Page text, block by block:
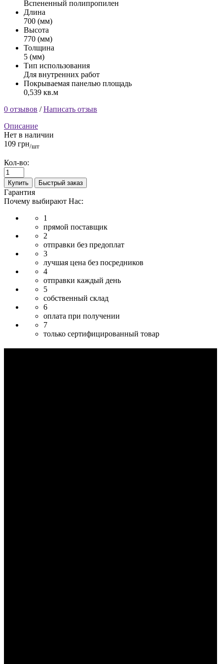
Вспененный полипропилен
Длина
700 (мм)
Высота
770 (мм)
Толщина
5 (мм)
Тип использования
Для внутренних работ
Покрываемая панелью площадь
0,539 кв.м
0 отзывов /Написать отзыв
Описание
Нет в наличии
109 грн/шт
Кол-во:
Купить Быстрый заказ
Гарантия
Почему выбирают Нас:
1
прямой поставщик
2
отправки без предоплат
3
лучшая цена без посредников
4
отправки каждый день
5
собственный склад
6
оплата при получении
7
только сертифицированный товар